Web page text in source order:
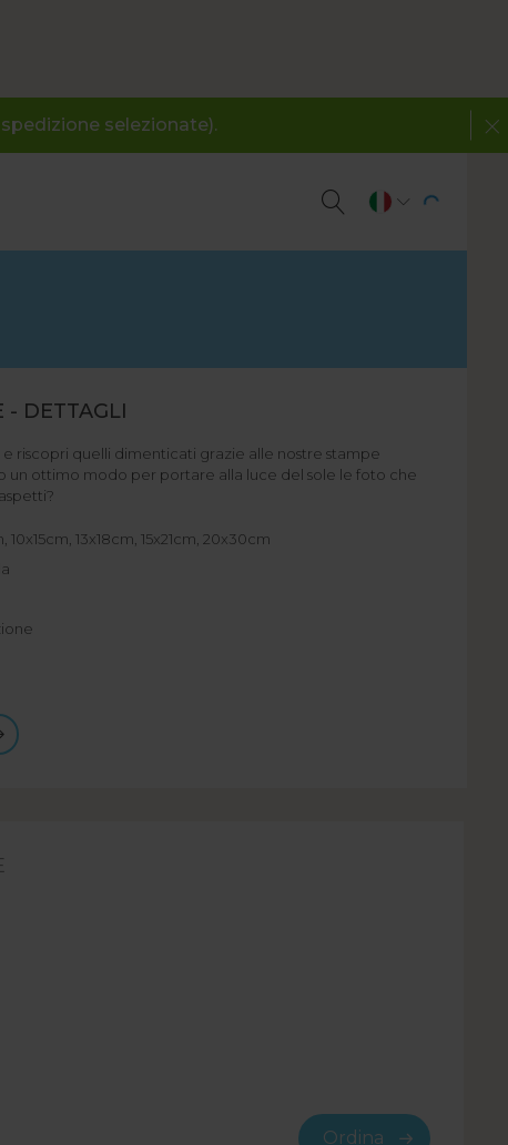
selezionate).
- DETTAGLI
riscopri quelli dimenticati grazie alle nostre stampe
un ottimo modo per portare alla luce del sole le foto che
13x18cm, 15x21cm, 20x30cm
Ordina